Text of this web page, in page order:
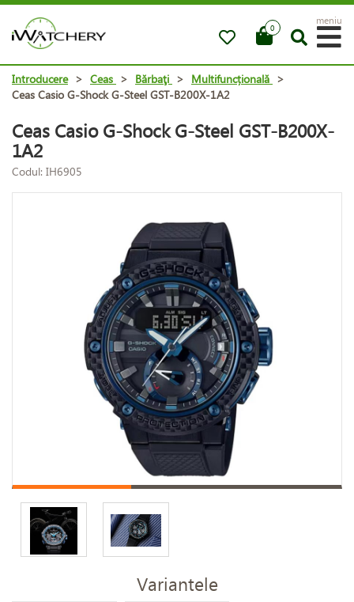
0
meniu
Introducere > Ceas > Bărbaţi > Multifuncțională >
Ceas Casio G-Shock G-Steel GST-B200X-1A2
Ceas Casio G-Shock G-Steel GST-B200X-
1A2
Codul: IH6905
Variantele